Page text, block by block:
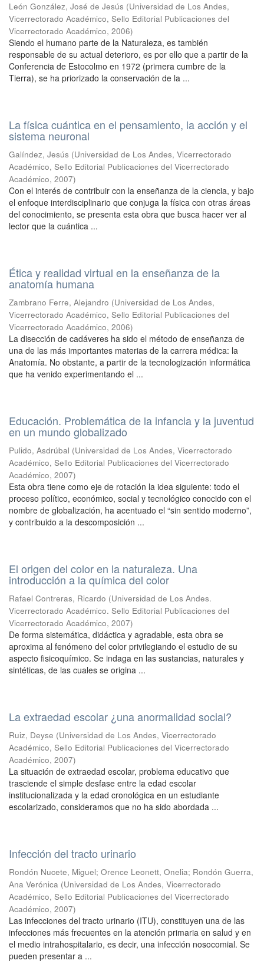
León González, José de Jesús (Universidad de Los Andes,
Vicerrectorado Académico, Sello Editorial Publicaciones del
Vicerrectorado Académico, 2006)
Siendo el humano parte de la Naturaleza, es también
responsable de su actual deterioro, es por ello que a partir de la
Conferencia de Estocolmo en 1972 (primera cumbre de la
Tierra), se ha priorizado la conservación de la ...
La física cuántica en el pensamiento, la acción y el
sistema neuronal
Galíndez, Jesús (Universidad de Los Andes, Vicerrectorado
Académico, Sello Editorial Publicaciones del Vicerrectorado
Académico, 2007)
Con el interés de contribuir con la enseñanza de la ciencia, y bajo
el enfoque interdisciplinario que conjuga la física con otras áreas
del conocimiento, se presenta esta obra que busca hacer ver al
lector que la cuántica ...
Ética y realidad virtual en la enseñanza de la
anatomía humana
Zambrano Ferre, Alejandro (Universidad de Los Andes,
Vicerrectorado Académico, Sello Editorial Publicaciones del
Vicerrectorado Académico, 2006)
La disección de cadáveres ha sido el método de enseñanza de
una de las más importantes materias de la carrera médica: la
Anatomía. No obstante, a partir de la tecnologización informática
que ha venido experimentando el ...
Educación. Problemática de la infancia y la juventud
en un mundo globalizado
Pulido, Asdrúbal (Universidad de Los Andes, Vicerrectorado
Académico, Sello Editorial Publicaciones del Vicerrectorado
Académico, 2007)
Esta obra tiene como eje de rotación la idea siguiente: todo el
proceso político, económico, social y tecnológico conocido con el
nombre de globalización, ha acentuado el “sin sentido moderno”,
y contribuido a la descomposición ...
El origen del color en la naturaleza. Una
introducción a la química del color
Rafael Contreras, Ricardo (Universidad de Los Andes.
Vicerrectorado Académico. Sello Editorial Publicaciones del
Vicerrectorado Académico, 2007)
De forma sistemática, didáctica y agradable, esta obra se
aproxima al fenómeno del color privilegiando el estudio de su
aspecto fisicoquímico. Se indaga en las sustancias, naturales y
sintéticas, de las cuales se origina ...
La extraedad escolar ¿una anormalidad social?
Ruiz, Deyse (Universidad de Los Andes, Vicerrectorado
Académico, Sello Editorial Publicaciones del Vicerrectorado
Académico, 2007)
La situación de extraedad escolar, problema educativo que
trasciende el simple desfase entre la edad escolar
institucionalizada y la edad cronológica en un estudiante
escolarizado, consideramos que no ha sido abordada ...
Infección del tracto urinario
Rondón Nucete, Miguel; Orence Leonett, Onelia; Rondón Guerra,
Ana Verónica (Universidad de Los Andes, Vicerrectorado
Académico, Sello Editorial Publicaciones del Vicerrectorado
Académico, 2007)
Las infecciones del tracto urinario (ITU), constituyen una de las
infecciones más frecuentes en la atención primaria en salud y en
el medio intrahospitalario, es decir, una infección nosocomial. Se
pueden presentar a ...